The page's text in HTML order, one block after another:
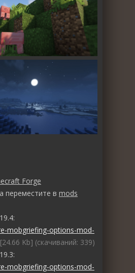
Forge
переместите в mods
mobgriefing-options-mod-
[24.66 Kb] (cкачиваний: 339)
mobgriefing-options-mod-